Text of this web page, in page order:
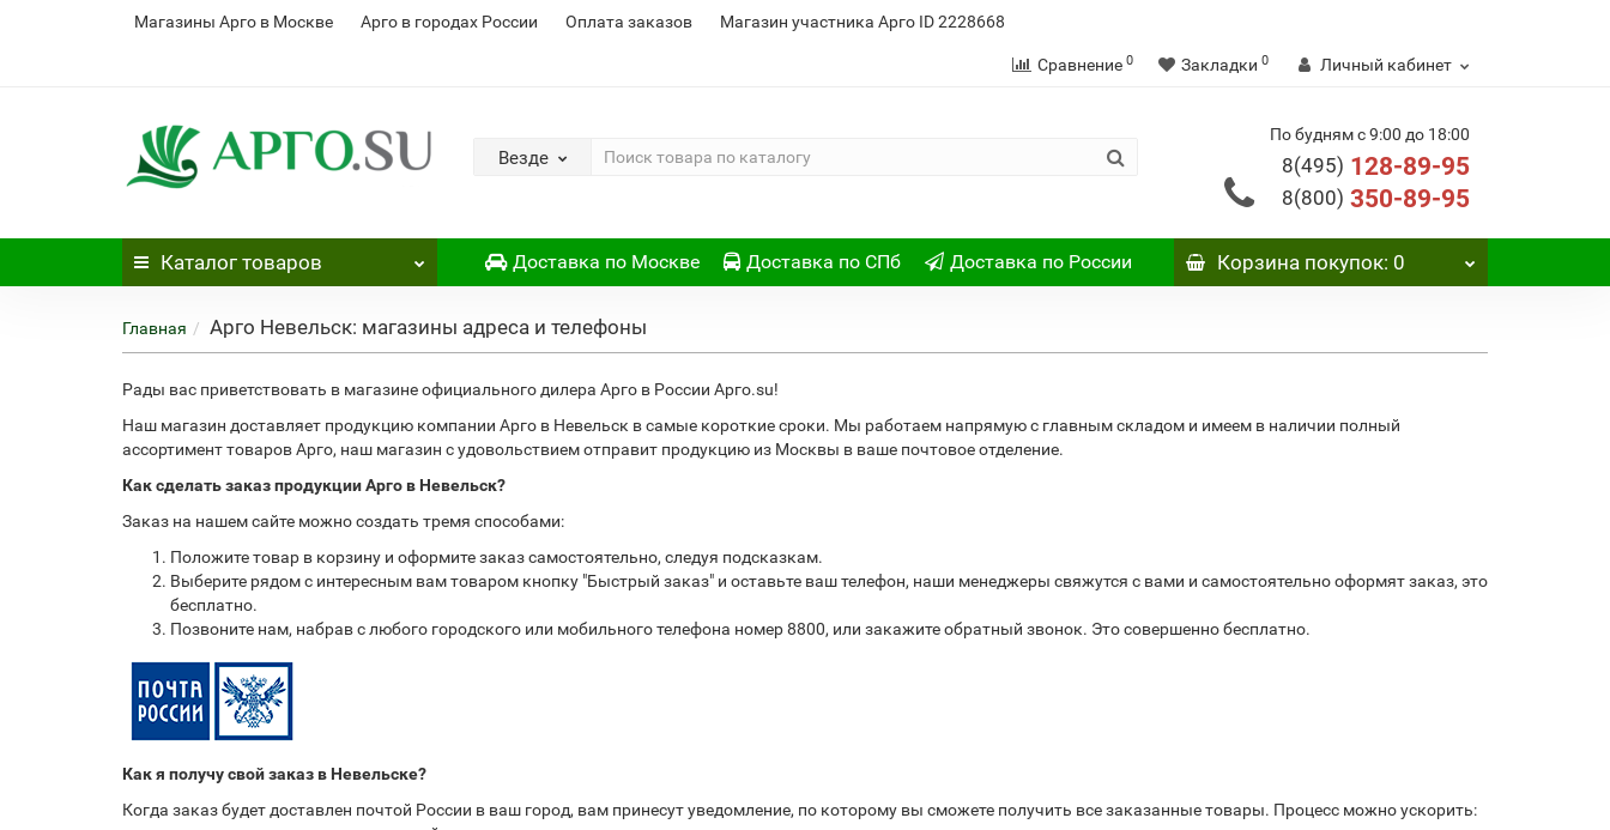
Магазины Арго в Москве Арго в городах России Оплата заказов Магазин участника Арго ID 2228668
Сравнение 0 Закладки 0 Личный кабинет
Везде
По будням с 9:00 до 18:00
8(495) 128-89-95
8(800) 350-89-95
Каталог товаров Доставка по Москве Доставка по СПб Доставка по России Корзинапокупок: 0
Главная Арго Невельск: магазины адреса и телефоны
Рады вас приветствовать в магазине официального дилера Арго в России Арго.su!
Наш магазин доставляет продукцию компании Арго в Невельск в самые короткие сроки. Мы работаем напрямую с главным складом и имеем в наличии полный
ассортимент товаров Арго, наш магазин с удовольствием отправит продукцию из Москвы в ваше почтовое отделение.
Как сделать заказ продукции Арго в Невельск?
Заказ на нашем сайте можно создать тремя способами:
Положите товар в корзину и оформите заказ самостоятельно, следуя подсказкам.
Выберите рядом с интересным вам товаром кнопку "Быстрый заказ" и оставьте ваш телефон, наши менеджеры свяжутся с вами и самостоятельно оформят заказ, это
бесплатно.
Позвоните нам, набрав с любого городского или мобильного телефона номер 8800, или закажите обратный звонок. Это совершенно бесплатно.
Как я получу свой заказ в Невельске?
Когда заказ будет доставлен почтой России в ваш город, вам принесут уведомление, по которому вы сможете получить все заказанные товары. Процесс можно ускорить: